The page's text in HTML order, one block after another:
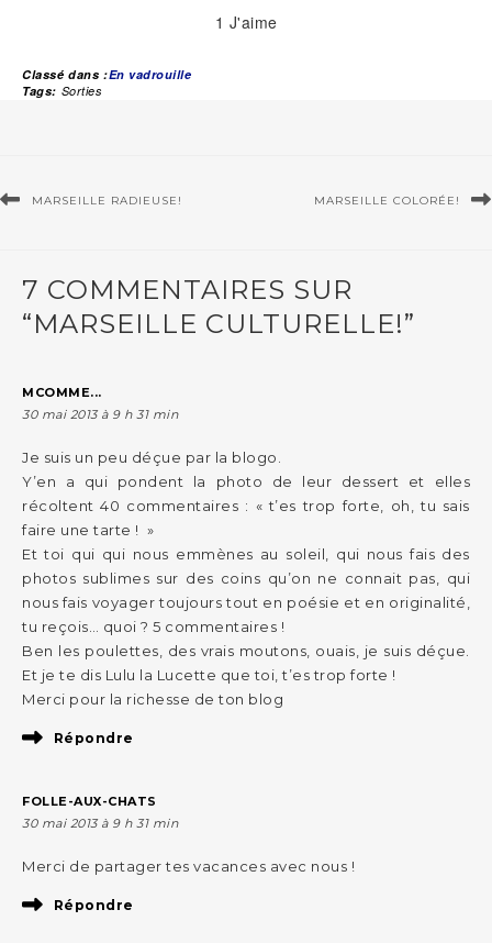
1 J'aime
Classé dans :En vadrouille
Tags: Sorties
MARSEILLE RADIEUSE! MARSEILLE COLORÉE!
7 COMMENTAIRES SUR
“MARSEILLE CULTURELLE!”
MCOMME...
30 mai 2013 à 9 h 31 min
Je suis un peu déçue par la blogo.
Y’en a qui pondent la photo de leur dessert et elles
récoltent 40 commentaires : « t’es trop forte, oh, tu sais
faire une tarte ! »
Et toi qui qui nous emmènes au soleil, qui nous fais des
photos sublimes sur des coins qu’on ne connait pas, qui
nous fais voyager toujours tout en poésie et en originalité,
tu reçois… quoi ? 5 commentaires !
Ben les poulettes, des vrais moutons, ouais, je suis déçue.
Et je te dis Lulu la Lucette que toi, t’es trop forte !
Merci pour la richesse de ton blog
Répondre
FOLLE-AUX-CHATS
30 mai 2013 à 9 h 31 min
Merci de partager tes vacances avec nous !
Répondre